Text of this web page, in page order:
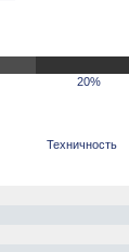
20%
Техничность